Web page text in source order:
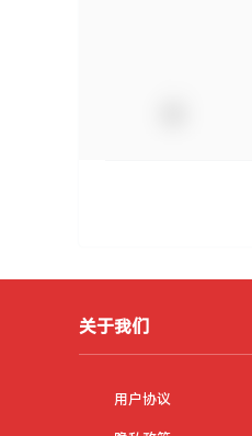
关于我们
用户协议